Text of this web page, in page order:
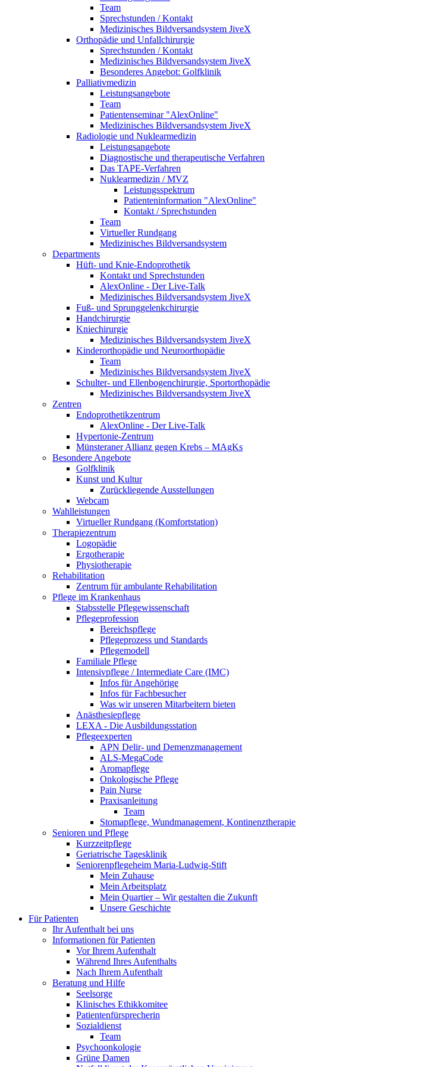
Team
Sprechstunden / Kontakt
Medizinisches Bildversandsystem JiveX
Orthopädie und Unfallchirurgie
Sprechstunden / Kontakt
Medizinisches Bildversandsystem JiveX
Besonderes Angebot: Golfklinik
Palliativmedizin
Leistungsangebote
Team
Patientenseminar "AlexOnline"
Medizinisches Bildversandsystem JiveX
Radiologie und Nuklearmedizin
Leistungsangebote
Diagnostische und therapeutische Verfahren
Das TAPE-Verfahren
Nuklearmedizin / MVZ
Leistungsspektrum
Patienteninformation "AlexOnline"
Kontakt / Sprechstunden
Team
Virtueller Rundgang
Medizinisches Bildversandsystem
Departments
Hüft- und Knie-Endoprothetik
Kontakt und Sprechstunden
AlexOnline - Der Live-Talk
Medizinisches Bildversandsystem JiveX
Fuß- und Sprunggelenkchirurgie
Handchirurgie
Kniechirurgie
Medizinisches Bildversandsystem JiveX
Kinderorthopädie und Neuroorthopädie
Team
Medizinisches Bildversandsystem JiveX
Schulter- und Ellenbogenchirurgie, Sportorthopädie
Medizinisches Bildversandsystem JiveX
Zentren
Endoprothetikzentrum
AlexOnline - Der Live-Talk
Hypertonie-Zentrum
Münsteraner Allianz gegen Krebs – MAgKs
Besondere Angebote
Golfklinik
Kunst und Kultur
Zurückliegende Ausstellungen
Webcam
Wahlleistungen
Virtueller Rundgang (Komfortstation)
Therapiezentrum
Logopädie
Ergotherapie
Physiotherapie
Rehabilitation
Zentrum für ambulante Rehabilitation
Pflege im Krankenhaus
Stabsstelle Pflegewissenschaft
Pflegeprofession
Bereichspflege
Pflegeprozess und Standards
Pflegemodell
Familiale Pflege
Intensivpflege / Intermediate Care (IMC)
Infos für Angehörige
Infos für Fachbesucher
Was wir unseren Mitarbeitern bieten
Anästhesiepflege
LEXA - Die Ausbildungsstation
Pflegeexperten
APN Delir- und Demenzmanagement
ALS-MegaCode
Aromapflege
Onkologische Pflege
Pain Nurse
Praxisanleitung
Team
Stomapflege, Wundmanagement, Kontinenztherapie
Senioren und Pflege
Kurzzeitpflege
Geriatrische Tagesklinik
Seniorenpflegeheim Maria-Ludwig-Stift
Mein Zuhause
Mein Arbeitsplatz
Mein Quartier – Wir gestalten die Zukunft
Unsere Geschichte
Für Patienten
Ihr Aufenthalt bei uns
Informationen für Patienten
Vor Ihrem Aufenthalt
Während Ihres Aufenthalts
Nach Ihrem Aufenthalt
Beratung und Hilfe
Seelsorge
Klinisches Ethikkomitee
Patientenfürsprecherin
Sozialdienst
Team
Psychoonkologie
Grüne Damen